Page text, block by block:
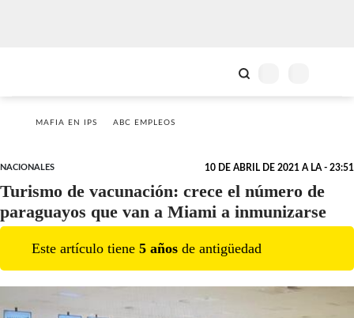
MAFIA EN IPS ABC EMPLEOS
NACIONALES 10 DE ABRIL DE 2021 A LA - 23:51
Turismo de vacunación: crece el número de
paraguayos que van a Miami a inmunizarse
Este artículo tiene 5 años de antigüedad